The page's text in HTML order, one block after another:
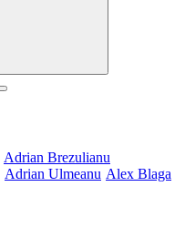
Adrian Brezulianu
Adrian Ulmeanu Alex Blaga